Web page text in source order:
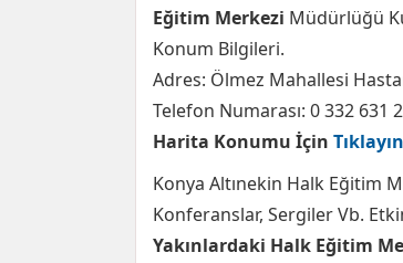
Eğitim Merkezi Müdürlüğü
Konum Bilgileri.
Adres: Ölmez Mahallesi
Telefon Numarası: 0 332 631
Harita Konumu İçin Tıklayın
Konya Altınekin Halk Eğitim
Konferanslar, Sergiler Vb.
Yakınlardaki Halk Eğitim